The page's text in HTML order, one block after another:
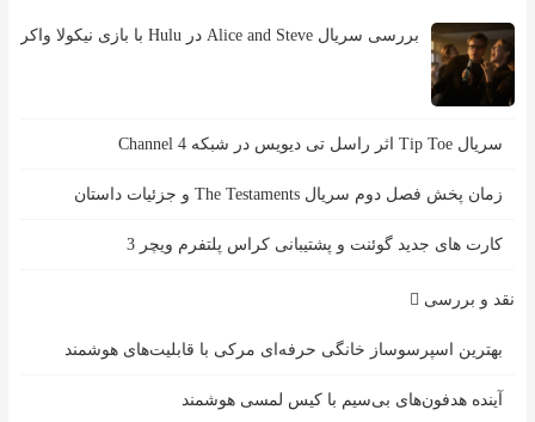
بررسی سریال Alice and Steve در Hulu با بازی نیکولا واکر
سریال Tip Toe اثر راسل تی دیویس در شبکه Channel 4
زمان پخش فصل دوم سریال The Testaments و جزئیات داستان
کارت های جدید گوئنت و پشتیبانی کراس پلتفرم ویچر 3
نقد و بررسی
بهترین اسپرسوساز خانگی حرفه‌ای مرکی با قابلیت‌های هوشمند
آینده هدفون‌های بی‌سیم با کیس لمسی هوشمند